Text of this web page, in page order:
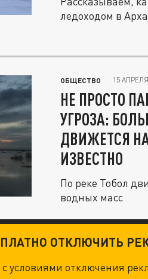
ледоходом в
ОБЩЕСТВО 15
НЕ ПРОСТО
УГРОЗА:
ДВИЖЕТСЯ
ИЗВЕСТНО
По реке Тобол
водных масс
ОТКЛЮЧИТЬ
с условиями отключения